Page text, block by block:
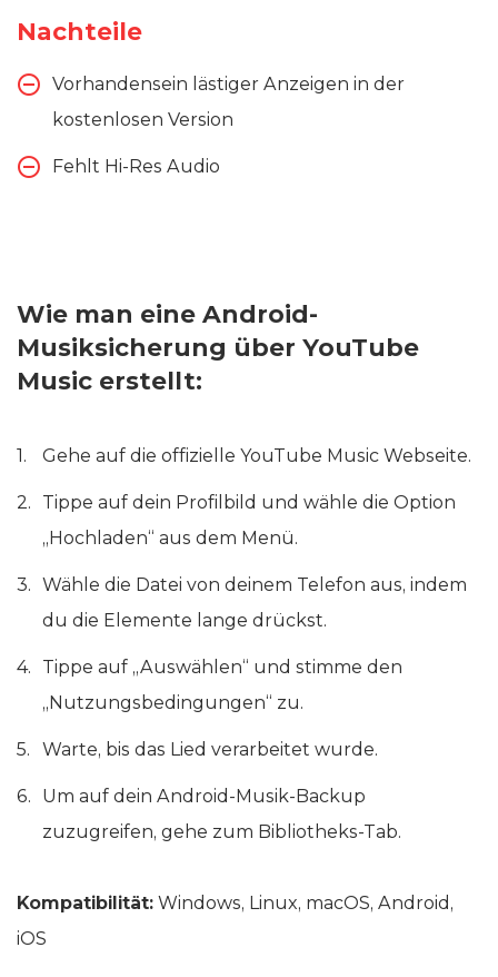
Nachteile
Vorhandensein lästiger Anzeigen in der
kostenlosen Version
Fehlt Hi-Res Audio
Wie man eine Android-
Musiksicherung über YouTube
Music erstellt:
Gehe auf die offizielle YouTube Music Webseite.
Tippe auf dein Profilbild und wähle die Option
„Hochladen“ aus dem Menü.
Wähle die Datei von deinem Telefon aus, indem
du die Elemente lange drückst.
Tippe auf „Auswählen“ und stimme den
„Nutzungsbedingungen“ zu.
Warte, bis das Lied verarbeitet wurde.
Um auf dein Android-Musik-Backup
zuzugreifen, gehe zum Bibliotheks-Tab.
Kompatibilität: Windows, Linux, macOS, Android,
iOS